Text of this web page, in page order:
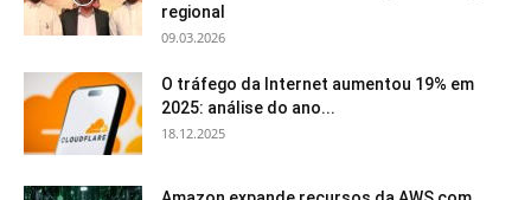
regional
09.03.2026
O tráfego da Internet aumentou 19% em
2025: análise do ano...
18.12.2025